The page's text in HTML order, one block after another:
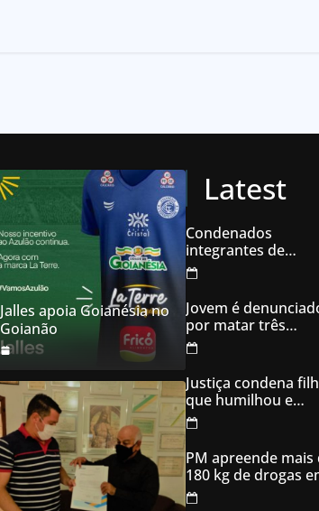
Jalles apoia Goianésia no
Goianão
Latest
Condenados
integrantes de
organização
criminosa acusados
de explodir caixas
eletrônicos
Jovem é
por matar três
filhotes de cachorro
usar sangue para
ameaçar os donos,
em Aparecida de
Goiânia
Justiça condena
que humilhou e
ameaçou mãe idosa;
da prisão à sentença
condenatória
apenas 21 dias
PM apreende mais
180 kg de drogas
Goiás